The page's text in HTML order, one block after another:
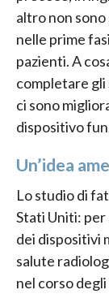
altro non
nelle prime
pazienti. A
completare gli
ci sono
dispositivo
Un’idea
Lo studio di
Stati Uniti: per
dei dispositivi
salute
nel corso